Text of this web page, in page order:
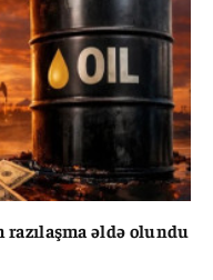
əldə olundu